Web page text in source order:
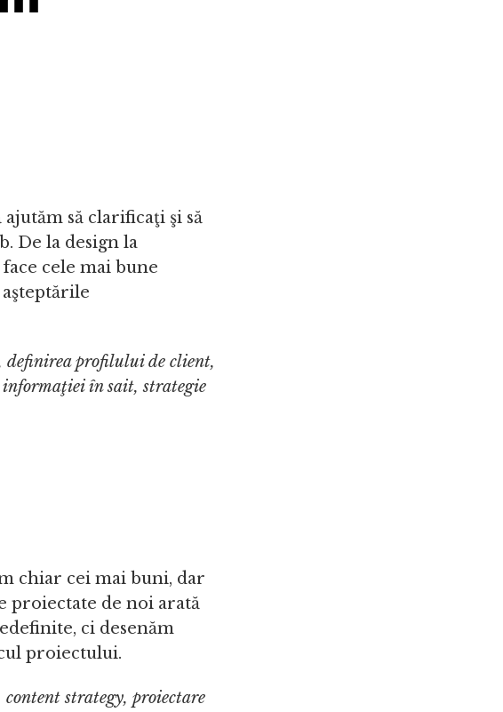
să clarificaţi şi să
De la design la
cele mai bune
definirea profilului de client,
în sait, strategie
chiar cei mai buni, dar
proiectate de noi arată
ci desenăm
proiectului.
strategy, proiectare